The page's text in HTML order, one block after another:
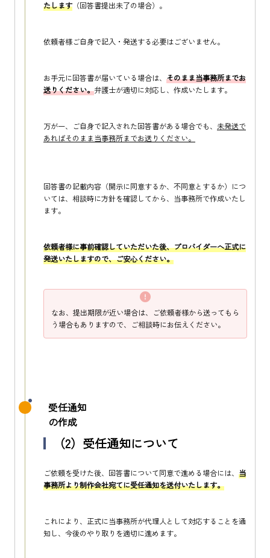
たします （回答書提出未了の場合）。
依頼者様ご自身で記入・発送する必要はございません。
お手元に回答書が届いている場合は、 そのまま当事務所までお
送りください。弁護士が適切に対応し、作成いたします。
万が一、ご自身で記入された回答書がある場合でも、 未発送で
あればそのまま当事務所までお送りください。
回答書の記載内容（開示に同意するか、不同意とするか）につ
いては、相談時に方針を確認してから、当事務所で作成いたし
ます。
依頼者様に事前確認していただいた後、プロバイダーへ正式に
発送いたしますので、ご安心ください。
なお、提出期限が近い場合は、ご依頼者様から送ってもら
う場合もありますので、ご相談時にお伝えください。
受任通知
の作成
（2）受任通知について
ご依頼を受けた後、回答書について同意で進める場合には、 当
事務所より制作会社宛てに受任通知を送付いたします。
これにより、正式に当事務所が代理人として対応することを通
知し、今後のやり取りを適切に進めます。